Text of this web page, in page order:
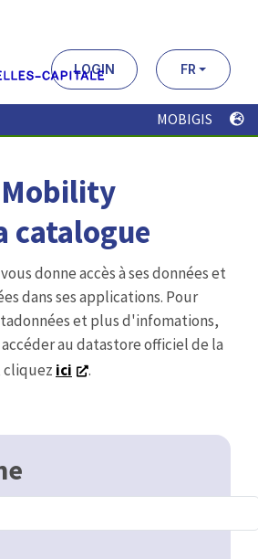
LOGIN FR
MOBIGIS
catalogue
donne accès à ses données et
dans ses applications. Pour
et plus d'infomations,
accéder au datastore officiel de la
cliquez ici .